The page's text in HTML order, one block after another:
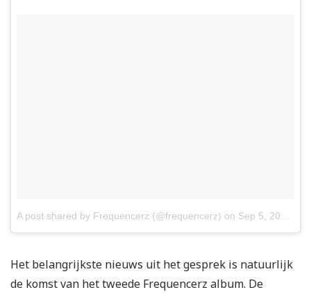
A post shared by Frequencerz (@frequencerz) on Sep 5, 2017 at 8:57am PDT
Het belangrijkste nieuws uit het gesprek is natuurlijk
de komst van het tweede Frequencerz album. De